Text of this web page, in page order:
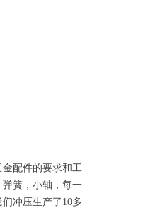
配件的要求和工
簧，小轴，每一
冲压生产了10多